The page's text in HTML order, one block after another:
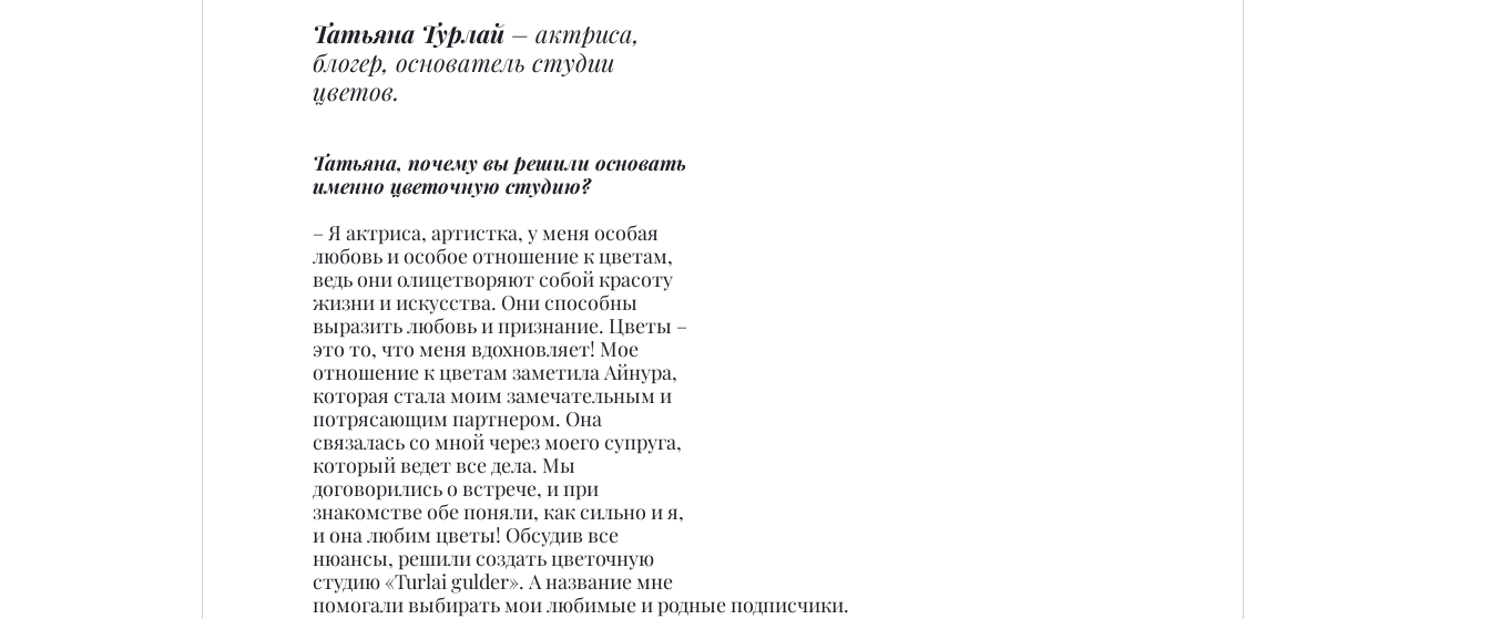
Татьяна Турлай – актриса,
блогер, основатель студии
цветов.
Татьяна, почему вы решили основать
именно цветочную студию?
– Я актриса, артистка, у меня особая
любовь и особое отношение к цветам,
ведь они олицетворяют собой красоту
жизни и искусства. Они способны
выразить любовь и признание. Цветы –
это то, что меня вдохновляет! Мое
отношение к цветам заметила Айнура,
которая стала моим замечательным и
потрясающим партнером. Она
связалась со мной через моего супруга,
который ведет все дела. Мы
договорились о встрече, и при
знакомстве обе поняли, как сильно и я,
и она любим цветы! Обсудив все
нюансы, решили создать цветочную
студию «Turlai gulder». А название мне
помогали выбирать мои любимые и родные подписчики.